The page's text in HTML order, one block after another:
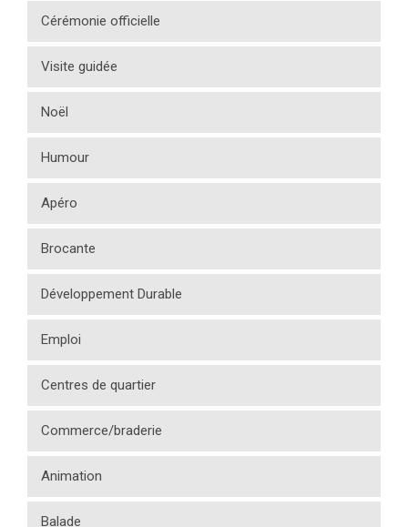
Cérémonie officielle
Visite guidée
Noël
Humour
Apéro
Brocante
Développement Durable
Emploi
Centres de quartier
Commerce/braderie
Animation
Balade